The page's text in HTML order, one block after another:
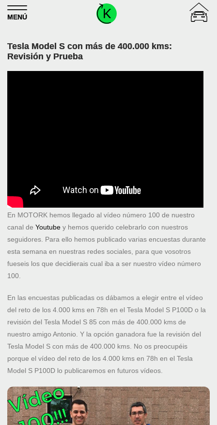
Skip to content
MENÚ
Tesla Model S con más de 400.000 kms:
Revisión y Prueba
En MOTORK hemos llegado al vídeo número 100 de nuestro
canal de Youtube y hemos querido celebrarlo con nuestros
seguidores. Para ello hemos publicado varias encuestas durante
esta semana en nuestras redes sociales, para que vosotros
fueseis los que decidierais cual iba a ser nuestro vídeo número
100.
En las encuestas publicadas os dábamos a elegir entre el vídeo
del reto de los 4.000 kms en 78h en el Tesla Model S P100D o la
revisión del Tesla Model S 85 con más de 400.000 kms de
nuestro amigo Antonio. Y la opción ganadora fue la revisión del
Tesla Model S con más de 400.000 kms. No os preocupéis
porque el vídeo del reto de los 4.000 kms en 78h en el Tesla
Model S P100D lo publicaremos en futuros vídeos.